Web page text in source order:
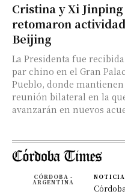
Cristina y Xi Jinping
retomaron
Beijing
La Presidenta fue
par chino en el Gran
Pueblo, donde
reunión bilateral en la
avanzarán en nuevos
CÓRDOBA -
ARGENTINA
Córdoba